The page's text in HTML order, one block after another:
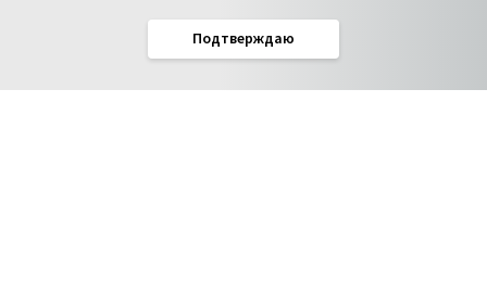
Подтверждаю
Соглашение об обработке данных